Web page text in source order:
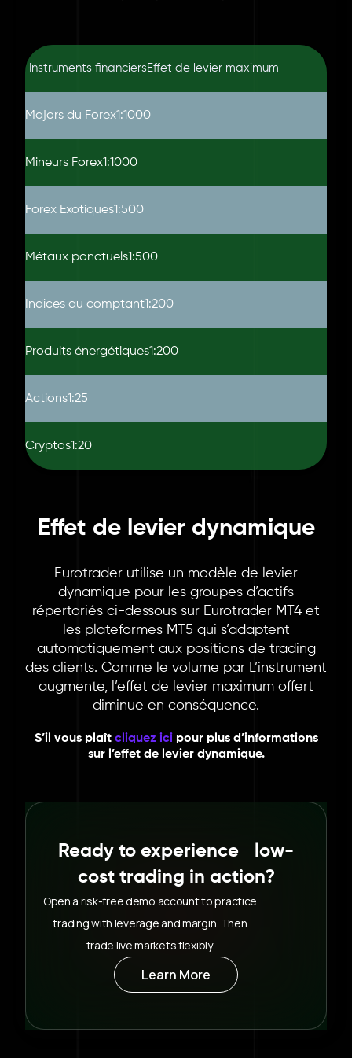
Instruments financiersEffet de levier maximum
Majors du Forex1:1000
Mineurs Forex1:1000
Forex Exotiques1:500
Métaux ponctuels1:500
Indices au comptant1:200
Produits énergétiques1:200
Actions1:25
Cryptos1:20
Effet de levier dynamique
Eurotrader utilise un modèle de levier
dynamique pour les groupes d’actifs
répertoriés ci-dessous sur Eurotrader MT4 et
les plateformes MT5 qui s’adaptent
automatiquement aux positions de trading
des clients. Comme le volume par L’instrument
augmente, l’effet de levier maximum offert
diminue en conséquence.
S’il vous plaît cliquez ici pour plus d’informations
sur l’effet de levier dynamique.
Ready to experience low-
cost trading in action?
Open a risk-free demo account to practice
trading with leverage and margin. Then
trade live markets flexibly.
Learn More